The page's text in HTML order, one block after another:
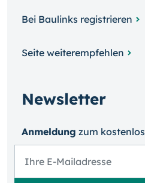
Bei Baulinks registrieren
Seite weiterempfehlen
Newsletter
Anmeldung zum